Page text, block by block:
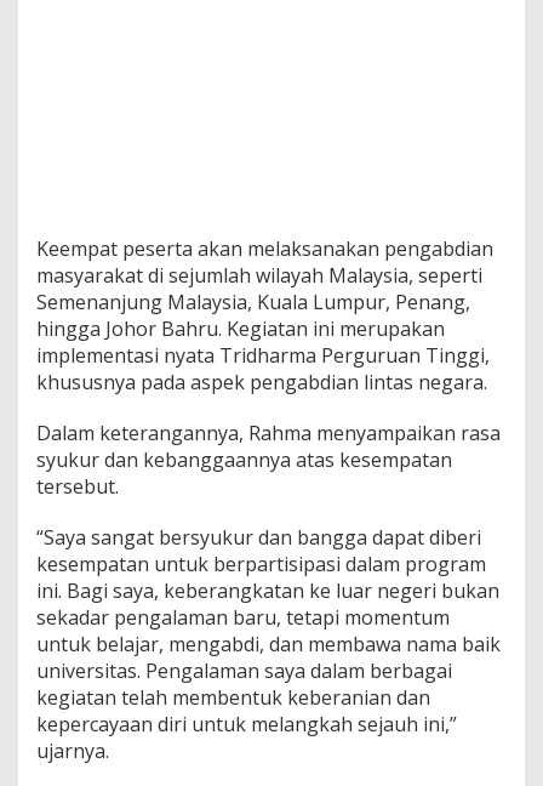
Keempat peserta akan melaksanakan pengabdian
masyarakat di sejumlah wilayah Malaysia, seperti
Semenanjung Malaysia, Kuala Lumpur, Penang,
hingga Johor Bahru. Kegiatan ini merupakan
implementasi nyata Tridharma Perguruan Tinggi,
khususnya pada aspek pengabdian lintas negara.
Dalam keterangannya, Rahma menyampaikan rasa
syukur dan kebanggaannya atas kesempatan
tersebut.
“Saya sangat bersyukur dan bangga dapat diberi
kesempatan untuk berpartisipasi dalam program
ini. Bagi saya, keberangkatan ke luar negeri bukan
sekadar pengalaman baru, tetapi momentum
untuk belajar, mengabdi, dan membawa nama baik
universitas. Pengalaman saya dalam berbagai
kegiatan telah membentuk keberanian dan
kepercayaan diri untuk melangkah sejauh ini,”
ujarnya.